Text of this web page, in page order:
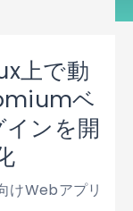
上で動
ベ
ンを開
けWebアプリ